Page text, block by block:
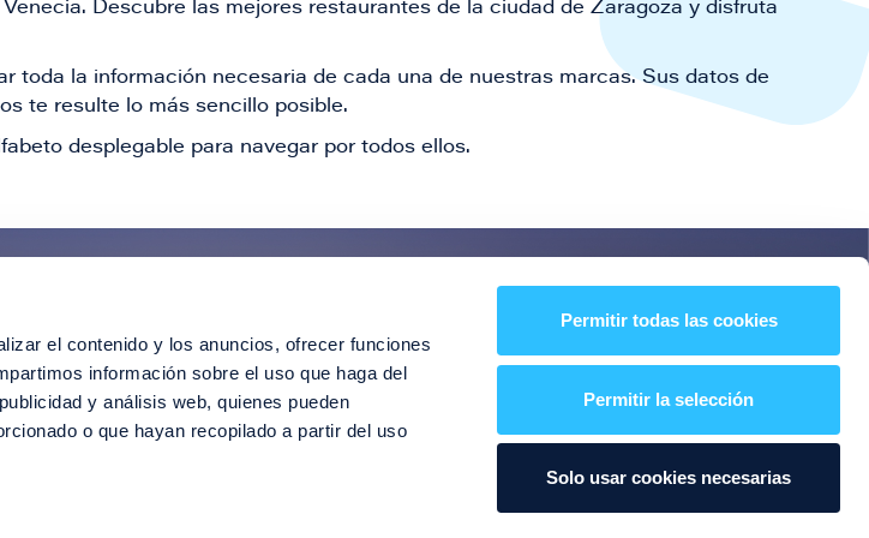
el contenido y los anuncios, ofrecer funciones
información sobre el uso que haga del
y análisis web, quienes pueden
o que hayan recopilado a partir del uso
Permitir todas las cookies
Permitir la selección
Solo usar cookies necesarias
Descubre las mejores restaurantes de la ciudad de Zaragoza y disfruta
toda la información necesaria de cada una de nuestras marcas. Sus datos de
te resulte lo más sencillo posible.
desplegable para navegar por todos ellos.
nuestras novedades!
descuentos, eventos y mucho más